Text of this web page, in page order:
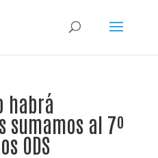
habrá
sumamos al 7º
ODS